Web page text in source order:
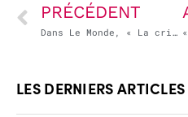
PRÉCÉDENT
Dans Le Monde, « La crise de recrutement des enseignants est désormais structurelle, et on n’entrevoit pas de perspective de résolution mécanique »
LES DERNIERS ARTICLES